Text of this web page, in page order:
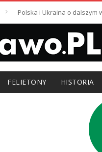
Polska i Ukraina o dalszym
FELIETONY HISTORIA